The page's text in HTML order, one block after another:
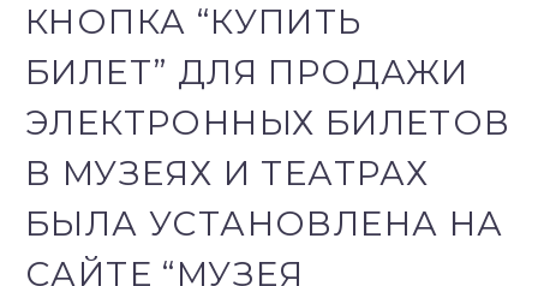
КНОПКА “КУПИТЬ
БИЛЕТ” ДЛЯ ПРОДАЖИ
ЭЛЕКТРОННЫХ БИЛЕТОВ
В МУЗЕЯХ И ТЕАТРАХ
БЫЛА УСТАНОВЛЕНА НА
САЙТЕ “МУЗЕЯ